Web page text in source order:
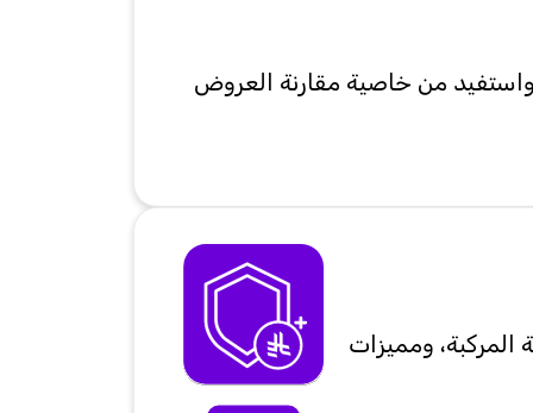
من خاصية مقارنة العروض
ومميزات